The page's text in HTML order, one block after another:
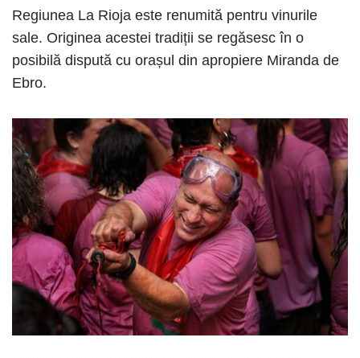
Regiunea La Rioja este renumită pentru vinurile
sale. Originea acestei tradiții se regăsesc în o
posibilă dispută cu orașul din apropiere Miranda de
Ebro.